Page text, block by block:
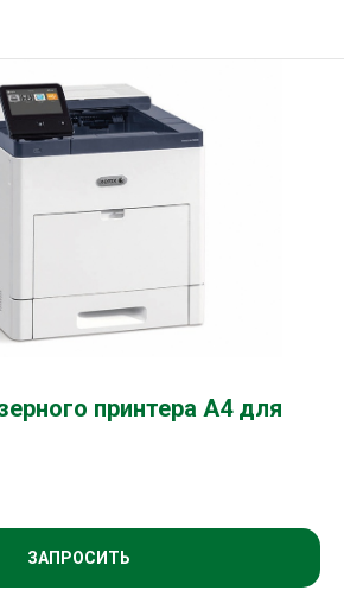
принтера А4 для
ЗАПРОСИТЬ